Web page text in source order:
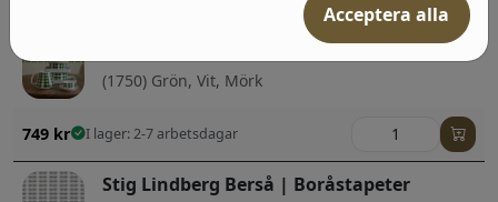
Stig Lindberg Berså | Boråstapeter
(1750) Grön, Vit, Mörk
749 kr I lager: 2-7 arbetsdagar
Stig Lindberg Berså | Boråstapeter
Acceptera alla